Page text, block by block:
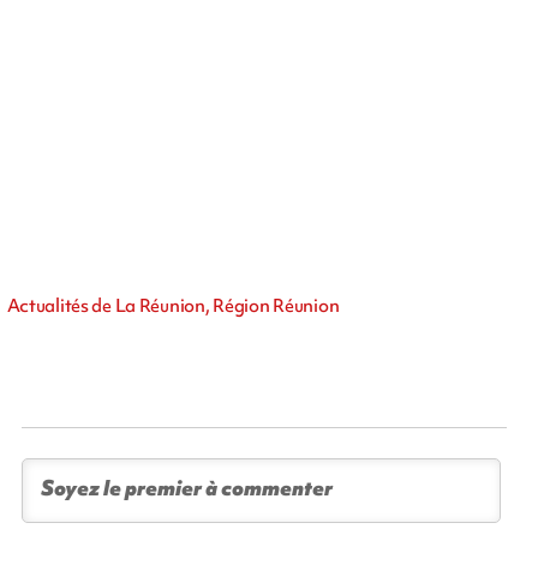
Actualités de La Réunion, Région Réunion